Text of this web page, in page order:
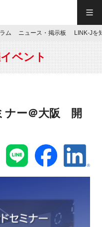
ム ニュース・掲示板 LINK-Jを
ベント
ナー＠大阪 開